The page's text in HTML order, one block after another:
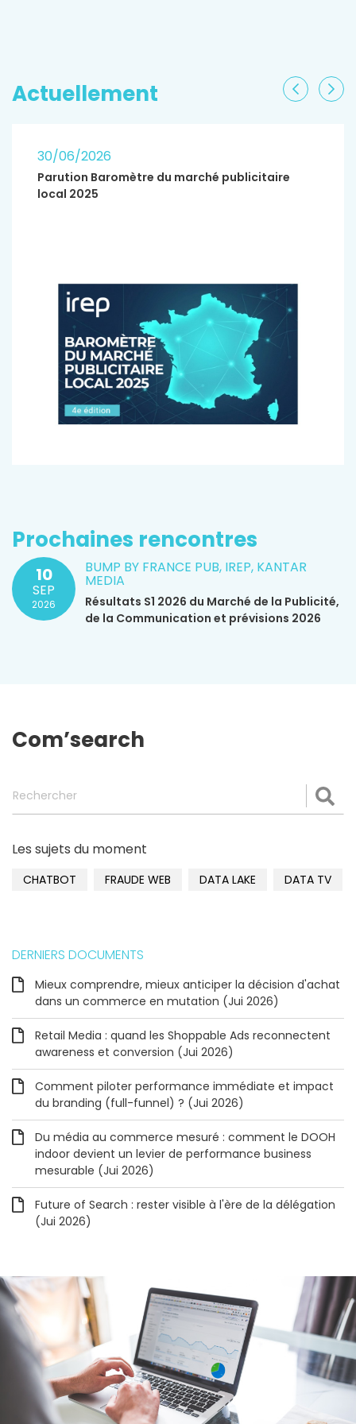
Actuellement
30/06/2026
Parution Baromètre du marché publicitaire
local 2025
Prochaines rencontres
10
SEP
2026
BUMP BY FRANCE PUB, IREP, KANTAR
MEDIA
Résultats S1 2026 du Marché de la Publicité,
de la Communication et prévisions 2026
Com’search
Les sujets du moment
CHATBOT FRAUDE WEB DATA LAKE DATA TV
DERNIERS DOCUMENTS
Mieux comprendre, mieux anticiper la décision d'achat
dans un commerce en mutation (Jui 2026)
Retail Media : quand les Shoppable Ads reconnectent
awareness et conversion (Jui 2026)
Comment piloter performance immédiate et impact
du branding (full-funnel) ? (Jui 2026)
Du média au commerce mesuré : comment le DOOH
indoor devient un levier de performance business
mesurable (Jui 2026)
Future of Search : rester visible à l'ère de la délégation
(Jui 2026)